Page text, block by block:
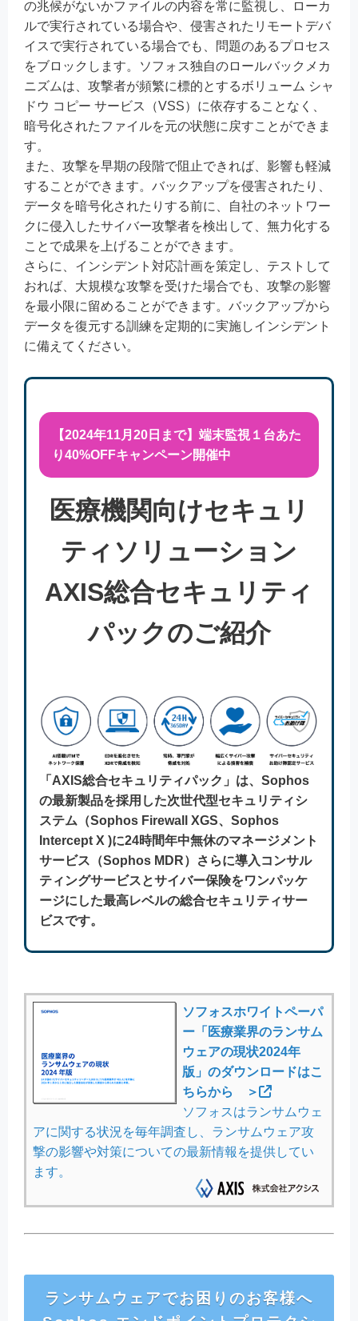
の兆候がないかファイルの内容を常に監視し、ローカ
ルで実行されている場合や、侵害されたリモートデバ
イスで実行されている場合でも、問題のあるプロセス
をブロックします。ソフォス独自のロールバックメカ
ニズムは、攻撃者が頻繁に標的とするボリューム シャ
ドウ コピー サービス（VSS）に依存することなく、
暗号化されたファイルを元の状態に戻すことができま
す。
また、攻撃を早期の段階で阻止できれば、影響も軽減
することができます。バックアップを侵害されたり、
データを暗号化されたりする前に、自社のネットワー
クに侵入したサイバー攻撃者を検出して、無力化する
ことで成果を上げることができます。
さらに、インシデント対応計画を策定し、テストして
おれば、大規模な攻撃を受けた場合でも、攻撃の影響
を最小限に留めることができます。バックアップから
データを復元する訓練を定期的に実施しインシデント
に備えてください。
【2024年11月20日まで】端末監視１台あた
り40%OFFキャンペーン開催中
医療機関向けセキュリ
ティソリューション
AXIS総合セキュリティ
パックのご紹介
「AXIS総合セキュリティパック」は、Sophos
の最新製品を採用した次世代型セキュリティシ
ステム（Sophos Firewall XGS、Sophos
Intercept X )に24時間年中無休のマネージメント
サービス（Sophos MDR）さらに導入コンサル
ティングサービスとサイバー保険をワンパッケ
ージにした最高レベルの総合セキュリティサー
ビスです。
ソフォスホワイトペーパ
ー「医療業界のランサム
ウェアの現状2024年
版」のダウンロードはこ
ちらから ＞
ソフォスはランサムウェ
アに関する状況を毎年調査し、ランサムウェア攻
撃の影響や対策についての最新情報を提供してい
ます。
ランサムウェアでお困りのお客様へ